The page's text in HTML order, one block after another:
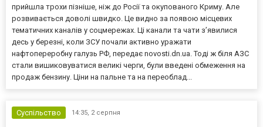
прийшла трохи пізніше, ніж до Росії та окупованого Криму. Але
розвивається доволі швидко. Це видно за появою місцевих
тематичних каналів у соцмережах. Ці канали та чати з’явилися
десь у березні, коли ЗСУ почали активно уражати
нафтопереробну галузь РФ, передає novosti.dn.ua. Тоді ж біля АЗС
стали вишиковуватися великі черги, були введені обмеження на
продаж бензину. Ціни на пальне та на переоблад...
Суспільство 14:35, 2 серпня